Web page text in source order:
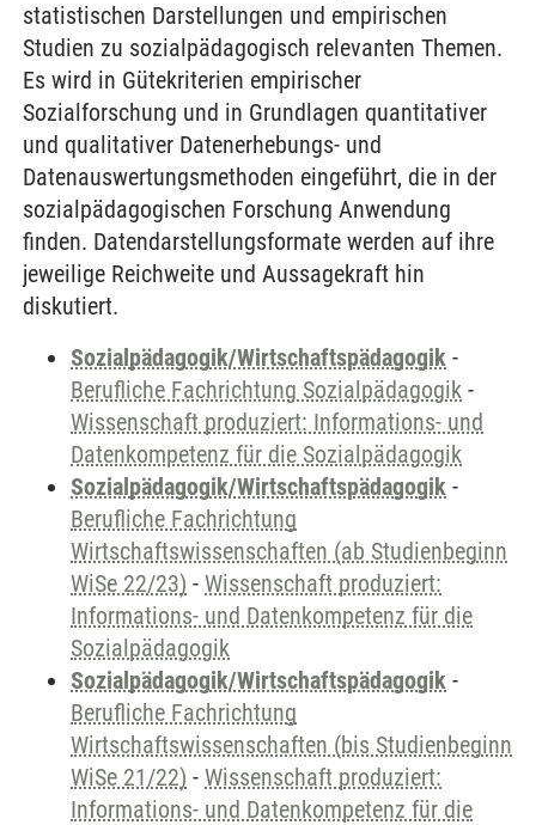
statistischen Darstellungen und empirischen
Studien zu sozialpädagogisch relevanten Themen.
Es wird in Gütekriterien empirischer
Sozialforschung und in Grundlagen quantitativer
und qualitativer Datenerhebungs- und
Datenauswertungsmethoden eingeführt, die in der
sozialpädagogischen Forschung Anwendung
finden. Datendarstellungsformate werden auf ihre
jeweilige Reichweite und Aussagekraft hin
diskutiert.
Sozialpädagogik/Wirtschaftspädagogik -
Berufliche Fachrichtung Sozialpädagogik -
Wissenschaft produziert: Informations- und
Datenkompetenz für die Sozialpädagogik
Sozialpädagogik/Wirtschaftspädagogik -
Berufliche Fachrichtung
Wirtschaftswissenschaften (ab Studienbeginn
WiSe 22/23) - Wissenschaft produziert:
Informations- und Datenkompetenz für die
Sozialpädagogik
Sozialpädagogik/Wirtschaftspädagogik -
Berufliche Fachrichtung
Wirtschaftswissenschaften (bis Studienbeginn
WiSe 21/22) - Wissenschaft produziert:
Informations- und Datenkompetenz für die